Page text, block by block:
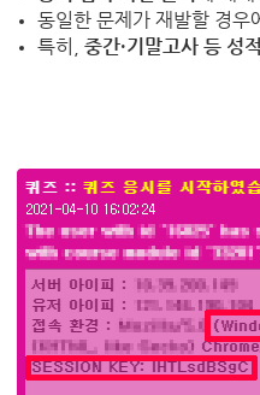
동일한 문제가 재발할 경우
특히, 중간·기말고사 등 성